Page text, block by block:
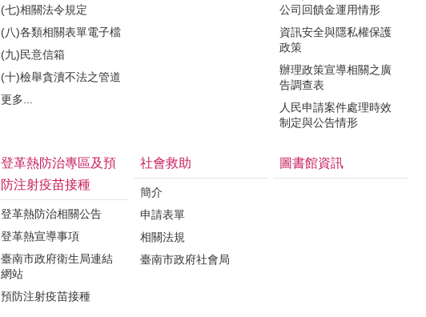
(七)相關法令規定
(八)各類相關表單電子檔
(九)民意信箱
(十)檢舉貪瀆不法之管道
更多...
公司回饋金運用情形
資訊安全與隱私權保護
政策
辦理政策宣導相關之廣
告調查表
人民申請案件處理時效
制定與公告情形
登革熱防治專區及預
防注射疫苗接種
登革熱防治相關公告
登革熱宣導事項
臺南市政府衛生局連結
網站
預防注射疫苗接種
社會救助
簡介
申請表單
相關法規
臺南市政府社會局
圖書館資訊